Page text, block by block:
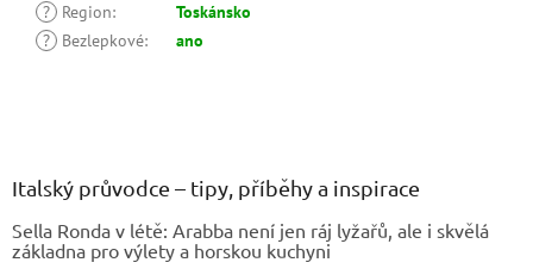
?
Region:
Toskánsko
?
Bezlepkové: ano
Italský průvodce – tipy, příběhy a inspirace
Sella Ronda v létě: Arabba není jen ráj lyžařů, ale i skvělá
základna pro výlety a horskou kuchyni